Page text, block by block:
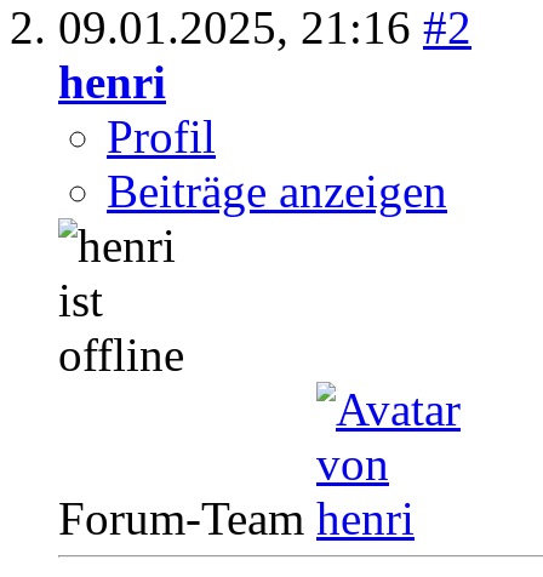
09.01.2025, 21:16 #2
henri
Profil
Beiträge anzeigen
Forum-Team